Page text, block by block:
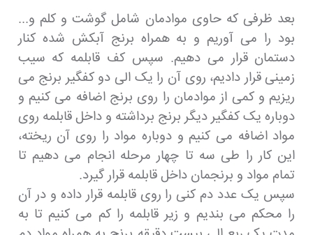
بعد ظرفی که حاوی موادمان شامل گوشت و کلم و...
بود را می آوریم و به همراه برنج آبکش شده کنار
دستمان قرار می دهیم. سپس کف قابلمه که سیب
زمینی قرار دادیم، روی آن را یک الی دو کفگیر برنج می
ریزیم و کمی از موادمان را روی برنج اضافه می کنیم و
دوباره یک کفگیر دیگر برنج برداشته و داخل قابلمه روی
مواد اضافه می کنیم و دوباره مواد را روی آن ریخته،
این کار را طی سه تا چهار مرحله انجام می دهیم تا
تمام مواد و برنجمان داخل قابلمه قرار گیرد.
سپس یک عدد دم کنی را روی قابلمه قرار داده و در آن
را محکم می بندیم و زیر قابلمه را کم می کنیم تا به